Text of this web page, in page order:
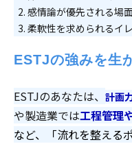
感情論が優先される場
柔軟性を求められるイ
ESTJの強みを生
ESTJのあなたは、 計画
や製造業では工程管理
など、「流れを整える